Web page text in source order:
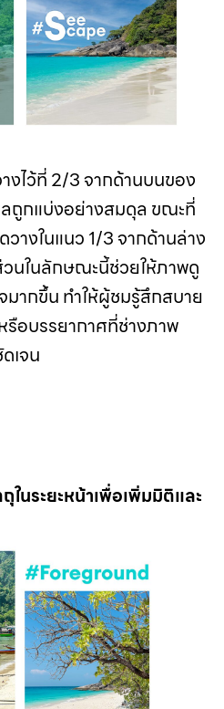
งไว้ที่ 2/3 จากด้านบนของ
ลถูกแบ่งอย่างสมดุล ขณะที่
างในแนว 1/3 จากด้านล่าง
นในลักษณะนี้ช่วยให้ภาพดู
มากขึ้น ทำให้ผู้ชมรู้สึกสบาย
หรือบรรยากาศที่ช่างภาพ
เจน
นระยะหน้าเพื่อเพิ่มมิติและ